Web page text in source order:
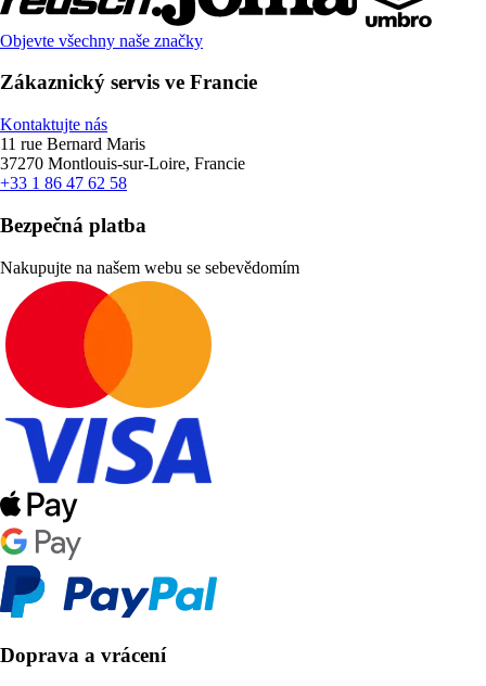
Objevte všechny naše značky
Zákaznický servis ve Francie
Kontaktujte nás
11 rue Bernard Maris
37270 Montlouis-sur-Loire, Francie
+33 1 86 47 62 58
Bezpečná platba
Nakupujte na našem webu se sebevědomím
Doprava a vrácení